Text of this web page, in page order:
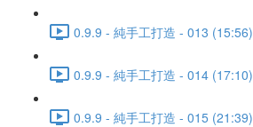
0.9.9 - 純手工打造 - 013 (15:56)
0.9.9 - 純手工打造 - 014 (17:10)
0.9.9 - 純手工打造 - 015 (21:39)